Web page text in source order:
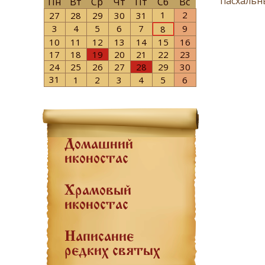
27 28 29 30 31 1
2
3
4 5 6 7 8
9
10
11 12 13 14 15
16
17
18 19 20 21 22
23
24
25 26 27 28 29
30
31
1 2 3 4 5 6
Домашний
иконостас
Храмовый
иконостас
Написание
редких святых